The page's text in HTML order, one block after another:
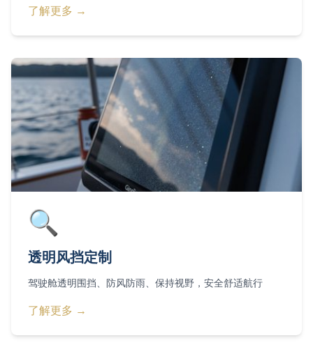
了解更多 →
🔍
透明风挡定制
驾驶舱透明围挡、防风防雨、保持视野，安全舒适航行
了解更多 →